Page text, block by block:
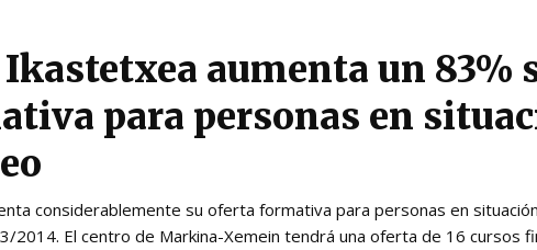
aumenta un 83%
para personas en
considerablemente su oferta formativa para personas en
2014. El centro de Markina-Xemein tendrá una oferta de 16 cursos